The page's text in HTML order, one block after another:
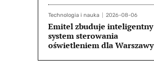
Technologia i nauka 2026-08-06
Emitel zbuduje inteligentny
system sterowania
oświetleniem dla Warszawy